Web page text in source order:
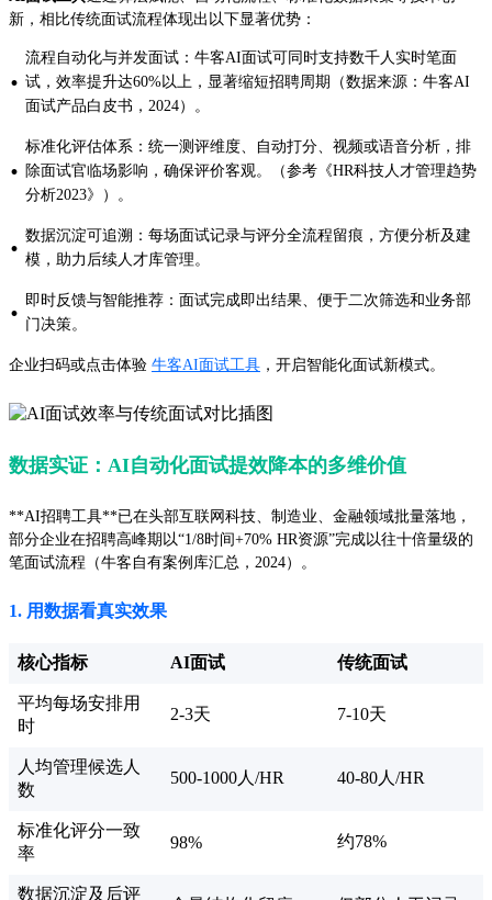
新，相比传统面试流程体现出以下显著优势：
·
流程自动化与并发面试：牛客AI面试可同时支持数千人实时笔面
试，效率提升达60%以上，显著缩短招聘周期（数据来源：牛客AI
面试产品白皮书，2024）。
·
标准化评估体系：统一测评维度、自动打分、视频或语音分析，排
除面试官临场影响，确保评价客观。（参考《HR科技人才管理趋势
分析2023》）。
· 数据沉淀可追溯：每场面试记录与评分全流程留痕，方便分析及建
模，助力后续人才库管理。
· 即时反馈与智能推荐：面试完成即出结果、便于二次筛选和业务部
门决策。
企业扫码或点击体验 牛客AI面试工具 ，开启智能化面试新模式。
数据实证：AI自动化面试提效降本的多维价值
**AI招聘工具**已在头部互联网科技、制造业、金融领域批量落地，
部分企业在招聘高峰期以“1/8时间+70% HR资源”完成以往十倍量级的
笔面试流程（牛客自有案例库汇总，2024）。
1. 用数据看真实效果
核心指标 AI面试 传统面试
平均每场安排用
时
2-3天 7-10天
人均管理候选人
数
500-1000人/HR 40-80人/HR
标准化评分一致
率
98% 约78%
数据沉淀及后评